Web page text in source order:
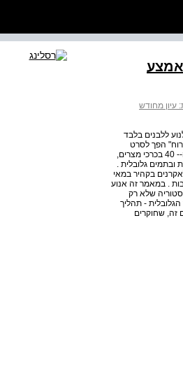
אמצע
עיון מחודש
הברית - שם עלה הסרט לאקרנים בדצמבר 1939 בבית קולנוע ללבנים בלבד
הפך לסרט
מלחמה, ובעיקר כזה השופך אור על תלאות העורף . הדבר הגדיל את האטרקטיביות שלו בתחילת שנות ה‑‑ 40 בכרכי מצרים,
גלובלית .
בקהיר במאי
. במאמר זה אנוע
שלא רק
לתופעת ההתחממות 3 והתפתח למשבר הגלובלית - תהליך
זה, שחוקרים